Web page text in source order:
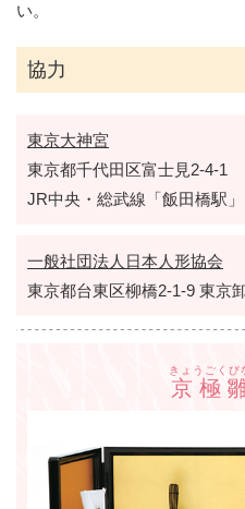
い。
協力
東京大神宮
東京都千代田区富士見2-4-1
JR中央・総武線「飯田橋駅
一般社団法人日本人形協会
東京都台東区柳橋2-1-9 東京
京極
きょうごくび